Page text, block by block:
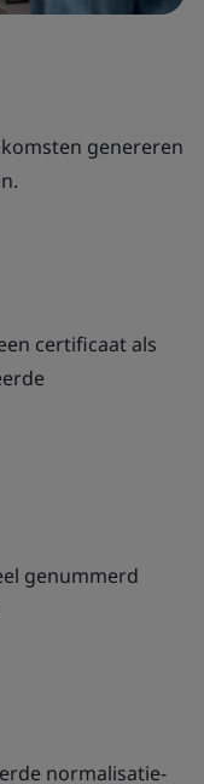
genereren
certificaat als
genummerd
normalisatie-